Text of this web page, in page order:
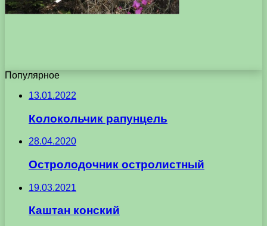
Популярное
13.01.2022
Колокольчик рапунцель
28.04.2020
Остролодочник остролистный
19.03.2021
Каштан конский